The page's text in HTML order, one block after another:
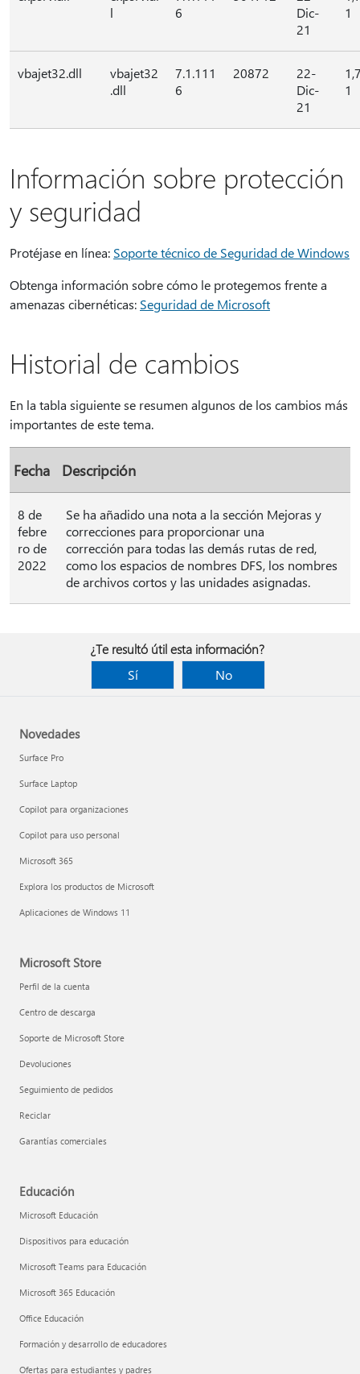
l
6
Dic-
21
1
vbajet32.dll
vbajet32
.dll
7.1.111
6
20872
22-
Dic-
21
1
Información sobre protección
y seguridad
Protéjase en línea: Soporte técnico de Seguridad de Windows
Obtenga información sobre cómo le protegemos frente a
amenazas cibernéticas: Seguridad de Microsoft
Historial de cambios
En la tabla siguiente se resumen algunos de los cambios más
importantes de este tema.
Fecha Descripción
8 de
febre
ro de
2022
Se ha añadido una nota a la sección Mejoras y
correcciones para proporcionar una
corrección para todas las demás rutas de red,
como los espacios de nombres DFS, los nombres
de archivos cortos y las unidades asignadas.
¿Te resultó útil esta información?
Sí
No
Novedades
Surface Pro
Surface Laptop
Copilot para organizaciones
Copilot para uso personal
Microsoft 365
Explora los productos de Microsoft
Aplicaciones de Windows 11
Microsoft Store
Perfil de la cuenta
Centro de descarga
Soporte de Microsoft Store
Devoluciones
Seguimiento de pedidos
Reciclar
Garantías comerciales
Educación
Microsoft Educación
Dispositivos para educación
Microsoft Teams para Educación
Microsoft 365 Educación
Office Educación
Formación y desarrollo de educadores
Ofertas para estudiantes y padres